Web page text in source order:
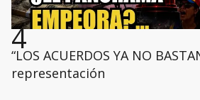
4
“LOS ACUERDOS YA NO
representación